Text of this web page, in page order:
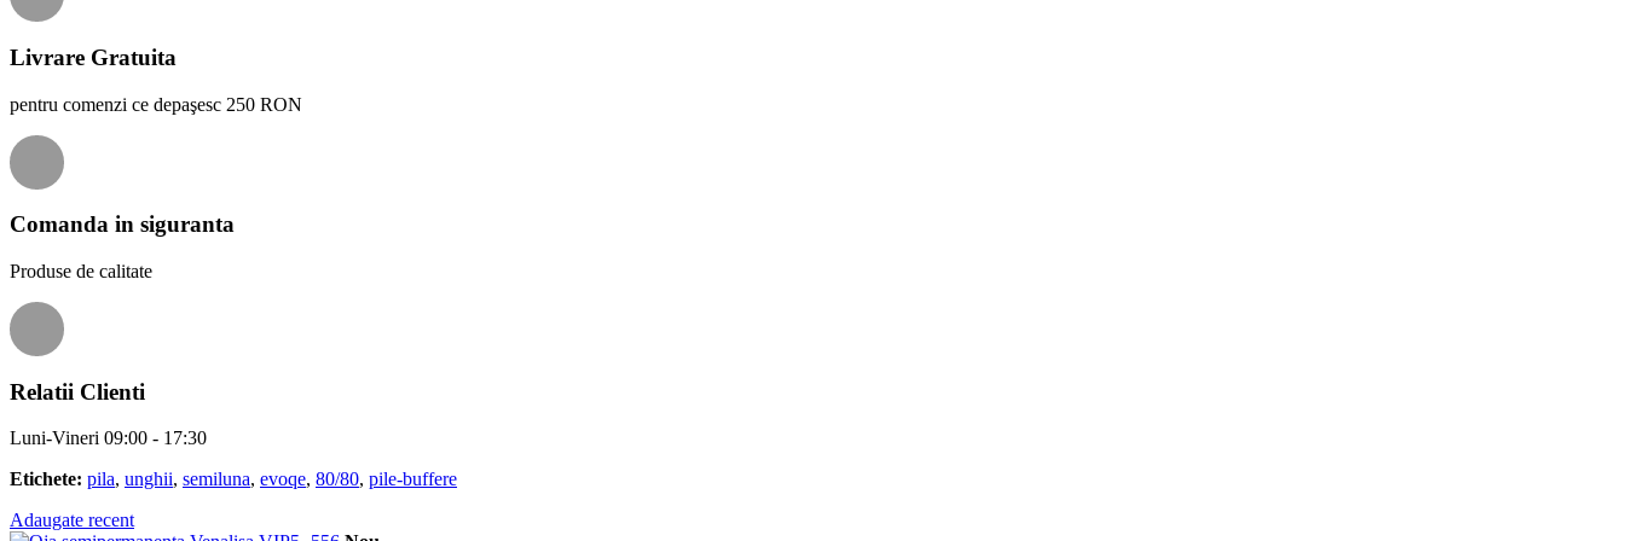
Livrare Gratuita
pentru comenzi ce depaşesc 250 RON
Comanda in siguranta
Produse de calitate
Relatii Clienti
Luni-Vineri 09:00 - 17:30
Etichete: pila, unghii, semiluna, evoqe, 80/80, pile-buffere
Adaugate recent